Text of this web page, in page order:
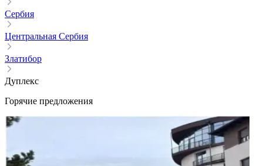
Сербия
Центральная Сербия
Златибор
Дуплекс
Горячие предложения